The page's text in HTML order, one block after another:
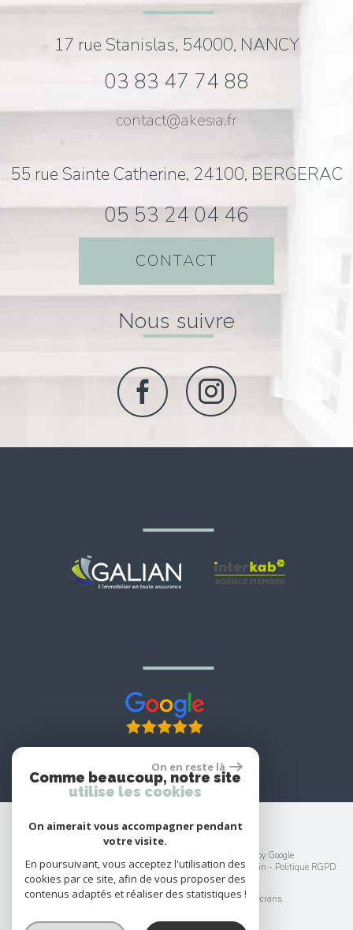
17 rue Stanislas, 54000, NANCY
03 83 47 74 88
contact@akesia.fr
55 rue Sainte Catherine, 24100, BERGERAC
05 53 24 04 46
CONTACT
nous suivre
© 2026 | Tous droits réservés | Traduction powered by Google
Plan du site -Mentions légales-Nos honoraires-Liens-Admin - Politique RGPD
Site internet compatible multi-supports,
un seul site adaptable à tous les types d'écrans.
On en reste là
Comme beaucoup, notre site
utilise les cookies
On aimerait vous accompagner pendant
votre visite.
En poursuivant, vous acceptez l'utilisation des
cookies par ce site, afin de vous proposer des
contenus adaptés et réaliser des statistiques !